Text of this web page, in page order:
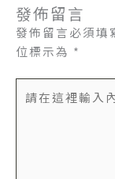
發佈留言
發佈留言必須填
位標示為 *
在